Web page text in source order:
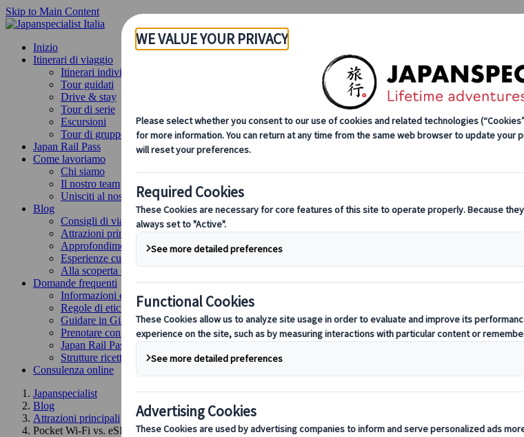
Skip to Main Content
Inizio
Itinerari di viaggio
Itinerari individuali
Tour guidati
Drive & stay
Tour di serie
Escursioni
Tour di gruppo su misura
Japan Rail Pass
Come lavoriamo
Chi siamo
Il nostro team
Unisciti al nostro team
Blog
Consigli di viaggio per ogni stagione
Attrazioni principali
Approfondimenti culturali
Esperienze culinarie
Alla scoperta del Giappone in treno
Domande frequenti
Informazioni essenziali
Regole di etichetta
Guidare in Giappone
Prenotare con noi
Japan Rail Pass
Strutture ricettive
Consulenza online
Japanspecialist
Blog
Attrazioni principali
Pocket Wi-Fi vs. eSIM per viaggiare in Giappone: Quale scegliere?